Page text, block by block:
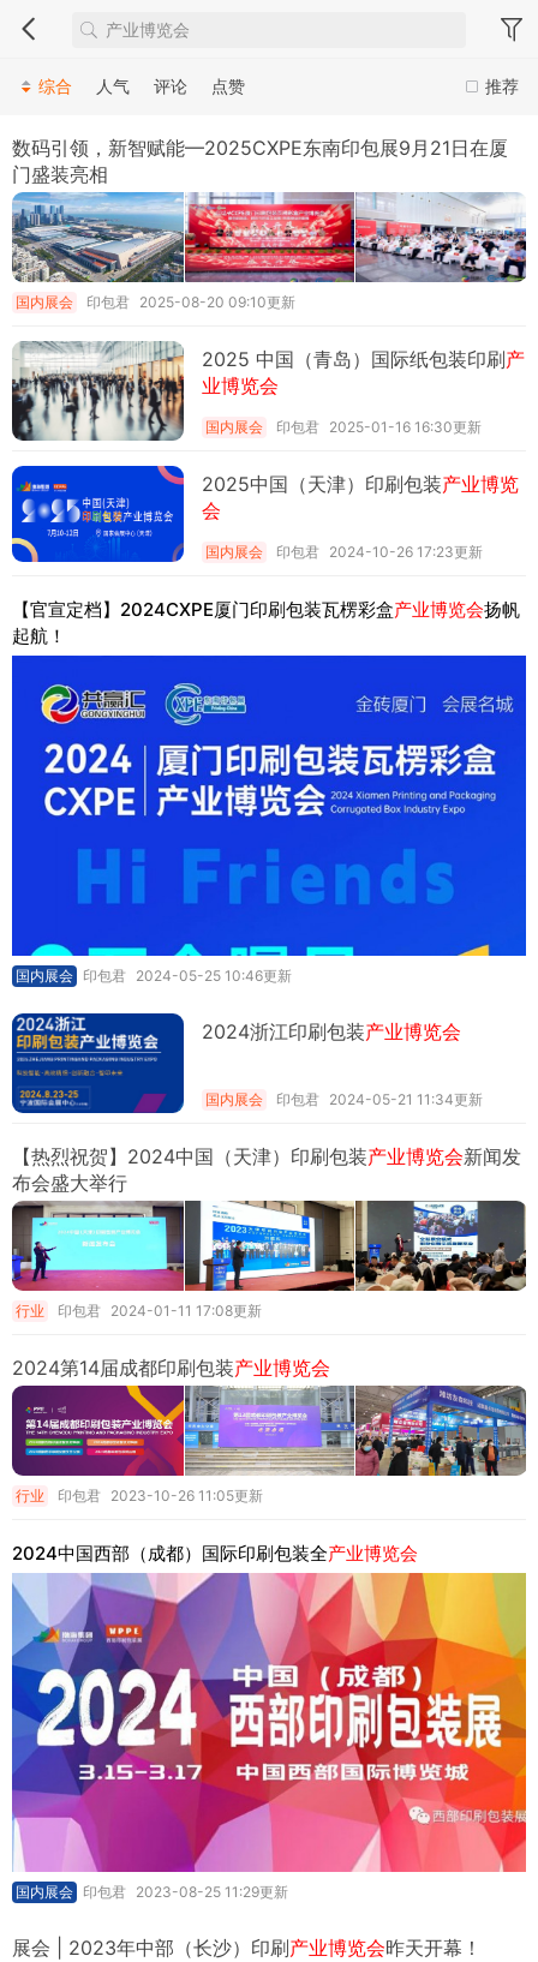
推荐
综合 人气 评论 点赞
数码引领，新智赋能—2025CXPE东南印包展9月21日在厦
门盛装亮相
国内展会 印包君 2025-08-20 09:10更新
2025 中国（青岛）国际纸包装印刷产
业博览会
国内展会 印包君 2025-01-16 16:30更新
2025中国（天津）印刷包装产业博览
会
国内展会 印包君 2024-10-26 17:23更新
【官宣定档】2024CXPE厦门印刷包装瓦楞彩盒产业博览会扬帆
起航！
国内展会 印包君 2024-05-25 10:46更新
2024浙江印刷包装产业博览会
国内展会 印包君 2024-05-21 11:34更新
【热烈祝贺】2024中国（天津）印刷包装产业博览会新闻发
布会盛大举行
行业 印包君 2024-01-11 17:08更新
2024第14届成都印刷包装产业博览会
行业 印包君 2023-10-26 11:05更新
2024中国西部（成都）国际印刷包装全产业博览会
国内展会 印包君 2023-08-25 11:29更新
展会 | 2023年中部（长沙）印刷产业博览会昨天开幕！